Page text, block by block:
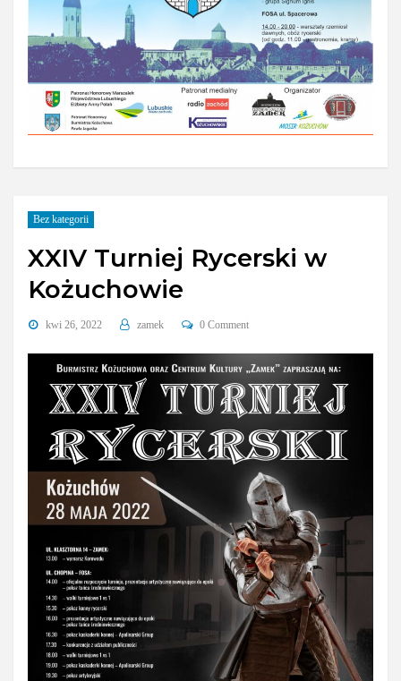
Bez kategorii
XXIV Turniej Rycerski w
Kożuchowie
kwi 26, 2022 zamek 0 Comment